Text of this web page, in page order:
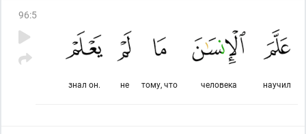
96:5
научил
человека
тому, что
не
знал он.